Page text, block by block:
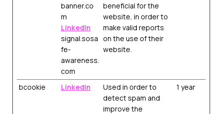
banner.co
m
LinkedIn
signal.sosa
fe-
awareness.
com
beneficial for the
website, in order to
make valid reports
on the use of their
website.
bcookie LinkedIn
Used in order to
detect spam and
improve the
1 year